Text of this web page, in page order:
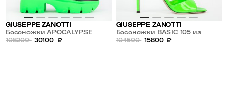
GIUSEPPE ZANOTTI
Босоножки APOCALYPSE
108200 30100 ₽
GIUSEPPE ZANOTTI
Босоножки BASIC 105 из
лакированной кожи
104500 15800 ₽